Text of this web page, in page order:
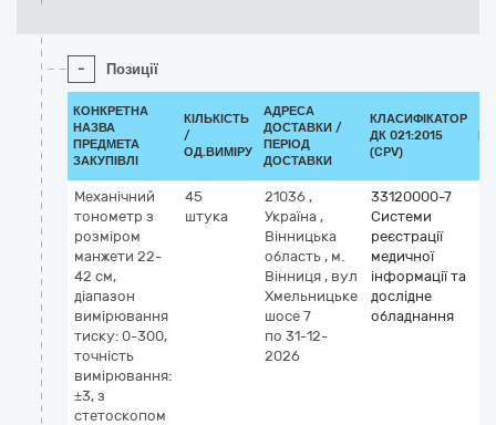
- Позиції
КОНКРЕТНА
НАЗВА
ПРЕДМЕТА
ЗАКУПІВЛІ
КІЛЬКІСТЬ
/
ОД.ВИМІРУ
АДРЕСА
ДОСТАВКИ /
ПЕРІОД
ДОСТАВКИ
КЛАСИФІКАТОР
ДК 021:2015
(CPV)
Механічний
тонометр з
розміром
манжети 22-
42 см,
діапазон
вимірювання
тиску: 0-300,
точність
вимірювання:
±3, з
стетоскопом
45
штука
21036 ,
Україна ,
Вінницька
область , м.
Вінниця , вул
Хмельницьке
шосе 7
по 31-12-
2026
33120000-7
Системи
реєстрації
медичної
інформації та
дослідне
обладнання